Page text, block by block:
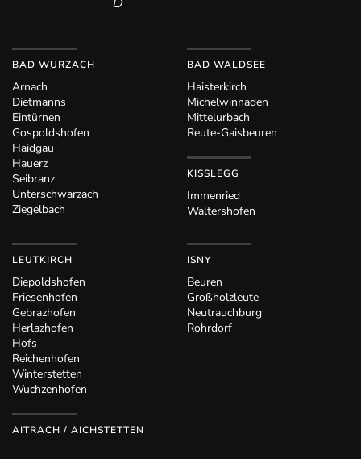
BAD WURZACH
Arnach
Dietmanns
Eintürnen
Gospoldshofen
Haidgau
Hauerz
Seibranz
Unterschwarzach
Ziegelbach
BAD WALDSEE
Haisterkirch
Michelwinnaden
Mittelurbach
Reute-Gaisbeuren
KISSLEGG
Immenried
Waltershofen
LEUTKIRCH
Diepoldshofen
Friesenhofen
Gebrazhofen
Herlazhofen
Hofs
Reichenhofen
Winterstetten
Wuchzenhofen
AITRACH / AICHSTETTEN
ISNY
Beuren
Großholzleute
Neutrauchburg
Rohrdorf